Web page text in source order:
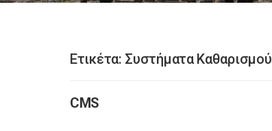
Ετικέτα: Συστήματα Καθαρισμού
CMS